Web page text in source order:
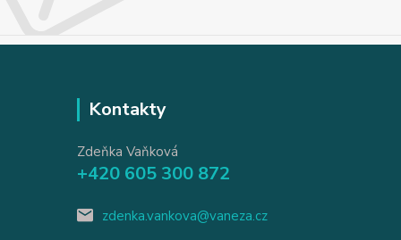
Kontakty
Zdeňka Vaňková
+420 605 300 872
zdenka.vankova@vaneza.cz